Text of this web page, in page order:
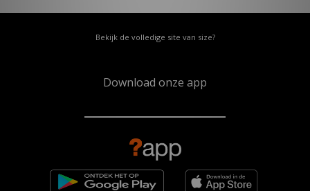
Bekijk de volledige site van size?
Download onze app